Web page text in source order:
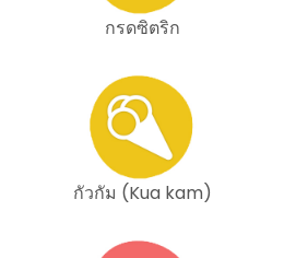
กรดซิตริก
กัวกัม (Kua kam)